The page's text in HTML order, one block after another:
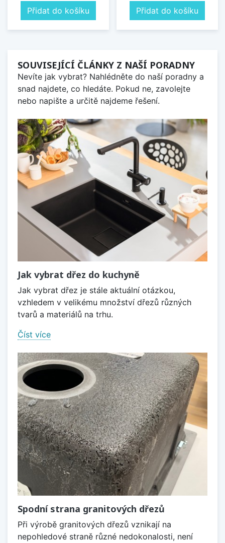
Přidat do košíku Přidat do košíku
SOUVISEJÍCÍ ČLÁNKY Z NAŠÍ PORADNY
Nevíte jak vybrat? Nahlédněte do naší poradny a
snad najdete, co hledáte. Pokud ne, zavolejte
nebo napište a určitě najdeme řešení.
Jak vybrat dřez do kuchyně
Jak vybrat dřez je stále aktuální otázkou,
vzhledem v velikému množství dřezů různých
tvarů a materiálů na trhu.
Číst více
Spodní strana granitových dřezů
Při výrobě granitových dřezů vznikají na
nepohledové straně různé nedokonalosti, není